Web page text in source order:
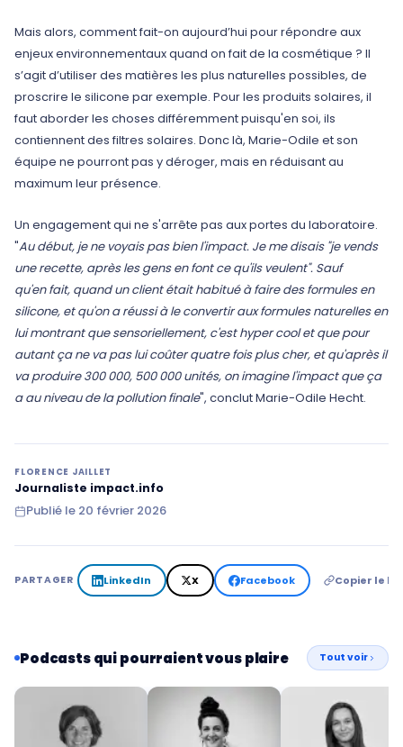
Mais alors, comment fait-on aujourd’hui pour répondre aux
enjeux environnementaux quand on fait de la cosmétique ? Il
s’agit d’utiliser des matières les plus naturelles possibles, de
proscrire le silicone par exemple. Pour les produits solaires, il
faut aborder les choses différemment puisqu'en soi, ils
contiennent des filtres solaires. Donc là, Marie-Odile et son
équipe ne pourront pas y déroger, mais en réduisant au
maximum leur présence.
Un engagement qui ne s'arrête pas aux portes du laboratoire.
"Au début, je ne voyais pas bien l'impact. Je me disais "je vends
une recette, après les gens en font ce qu'ils veulent". Sauf
qu'en fait, quand un client était habitué à faire des formules en
silicone, et qu'on a réussi à le convertir aux formules naturelles en
lui montrant que sensoriellement, c'est hyper cool et que pour
autant ça ne va pas lui coûter quatre fois plus cher, et qu'après il
va produire 300 000, 500 000 unités, on imagine l'impact que ça
a au niveau de la pollution finale", conclut Marie-Odile Hecht.
FLORENCE JAILLET
Journaliste impact.info
Publié le 20 février 2026
PARTAGER LinkedIn X Facebook Copier le
Podcasts qui pourraient vous plaire Tout voir